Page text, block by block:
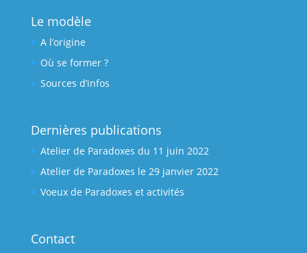
Le modèle
A l’origine
Où se former ?
Sources d’infos
Dernières publications
Atelier de Paradoxes du 11 juin 2022
Atelier de Paradoxes le 29 janvier 2022
Voeux de Paradoxes et activités
Contact